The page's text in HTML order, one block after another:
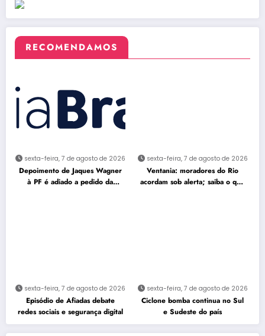
RECOMENDAMOS
sexta-feira, 7 de agosto de 2026
Depoimento de Jaques Wagner
à PF é adiado a pedido da
sexta-feira, 7 de agosto de 2026
Ventania: moradores do Rio
acordam sob alerta; saiba o que
sexta-feira, 7 de agosto de 2026
Episódio de Afiadas debate
redes sociais e segurança digital
sexta-feira, 7 de agosto de 2026
Ciclone bomba continua no Sul
e Sudeste do país